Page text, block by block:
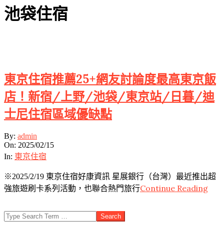
池袋住宿
東京住宿推薦25+網友討論度最高東京飯
店！新宿/上野/池袋/東京站/日暮/迪
士尼住宿區域優缺點
2025-
02-
15
By: admin
On: 2025/02/15
In: 東京住宿
※2025/2/19 東京住宿好康資訊 星展銀行（台灣）最近推出超
強旅遊刷卡系列活動，也聯合熱門旅行Continue Reading
Search